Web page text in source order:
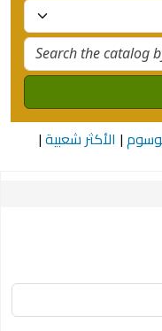
الأكثر شعبية